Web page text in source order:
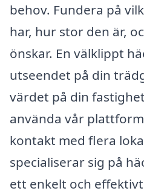
behov. Fundera på
har, hur stor den är,
önskar. En välklippt
utseendet på din
värdet på din
använda vår
kontakt med flera
specialiserar sig på
ett enkelt och